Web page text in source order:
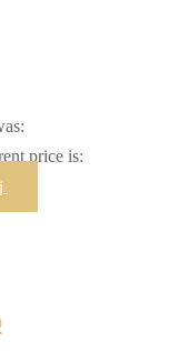
price is: